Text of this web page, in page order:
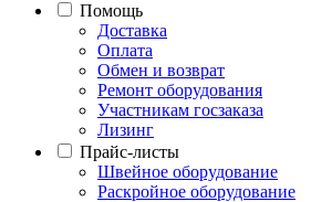
Помощь
Доставка
Оплата
Обмен и возврат
Ремонт оборудования
Участникам госзаказа
Лизинг
Прайс-листы
Швейное оборудование
Раскройное оборудование